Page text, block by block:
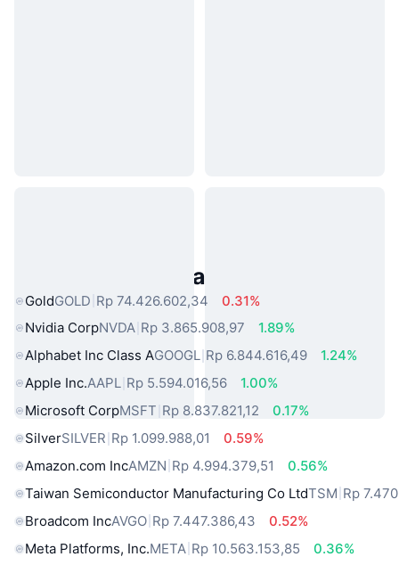
Aset Dunia Nyata Populer
GoldGOLD Rp 74.426.602,34
0.31%
Nvidia CorpNVDA Rp 3.865.908,97
1.89%
Alphabet Inc Class AGOOGL Rp 6.844.616,49
1.24%
Apple Inc.AAPL Rp 5.594.016,56
1.00%
Microsoft CorpMSFT Rp 8.837.821,12
0.17%
SilverSILVER Rp 1.099.988,01
0.59%
Amazon.com IncAMZN Rp 4.994.379,51
0.56%
Taiwan Semiconductor Manufacturing Co LtdTSM Rp
Broadcom IncAVGO Rp 7.447.386,43
0.52%
Meta Platforms, Inc.META Rp 10.563.153,85
0.36%